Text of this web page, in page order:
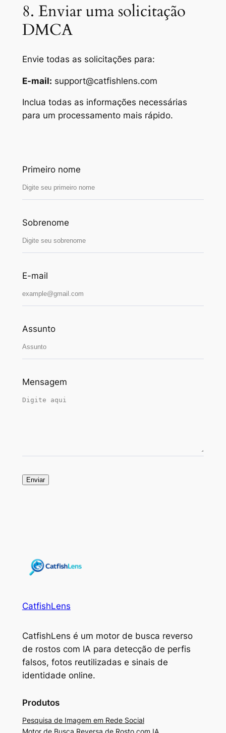
8. Enviar uma solicitação
DMCA
Envie todas as solicitações para:
E-mail: support@catfishlens.com
Inclua todas as informações necessárias
para um processamento mais rápido.
Primeiro nome
Sobrenome
E-mail
Assunto
Mensagem
Enviar
CatfishLens
CatfishLens é um motor de busca reverso
de rostos com IA para detecção de perfis
falsos, fotos reutilizadas e sinais de
identidade online.
Produtos
Pesquisa de Imagem em Rede Social